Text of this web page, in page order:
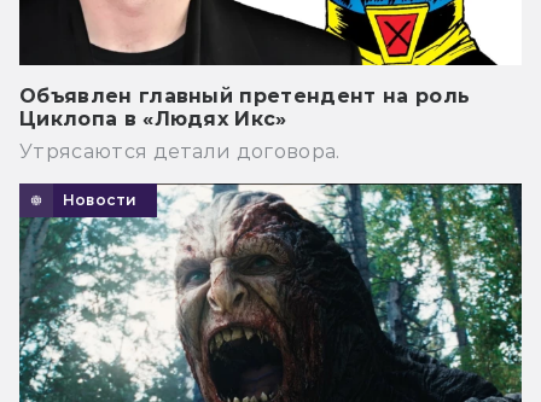
Объявлен главный претендент на роль
Циклопа в «Людях Икс»
Утрясаются детали договора.
Новости